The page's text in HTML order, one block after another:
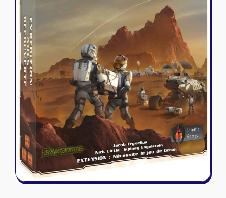
Naruto Mythos
Autres